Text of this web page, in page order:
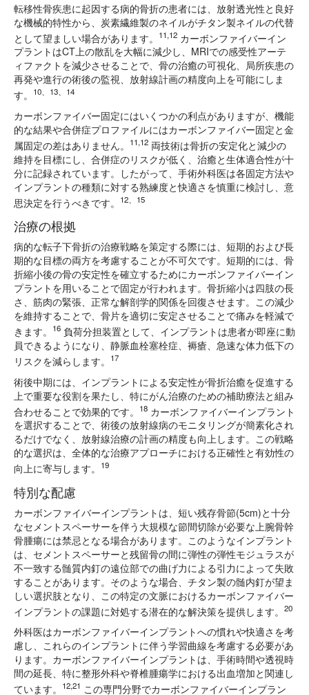
転移性骨疾患に起因する病的骨折の患者には、放射透光性と良好
な機械的特性から、炭素繊維製のネイルがチタン製ネイルの代替
として望ましい場合があります。
11,12 カーボンファイバーイン
プラントはCT上の散乱を大幅に減少し、MRIでの感受性アーテ
ィファクトを減少させることで、骨の治癒の可視化、局所疾患の
再発や進行の術後の監視、放射線計画の精度向上を可能にしま
す。
10、13、14
カーボンファイバー固定にはいくつかの利点がありますが、機能
的な結果や合併症プロファイルにはカーボンファイバー固定と金
属固定の差はありません。
11,12 両技術は骨折の安定化と減少の
維持を目標にし、合併症のリスクが低く、治癒と生体適合性が十
分に記録されています。したがって、手術外科医は各固定方法や
インプラントの種類に対する熟練度と快適さを慎重に検討し、意
思決定を行うべきです。
12、15
治療の根拠
病的な転子下骨折の治療戦略を策定する際には、短期的および長
期的な目標の両方を考慮することが不可欠です。短期的には、骨
折縮小後の骨の安定性を確立するためにカーボンファイバーイン
プラントを用いることで固定が行われます。骨折縮小は四肢の長
さ、筋肉の緊張、正常な解剖学的関係を回復させます。この減少
を維持することで、骨片を適切に安定させることで痛みを軽減で
きます。
16 負荷分担装置として、インプラントは患者が即座に動
員できるようになり、静脈血栓塞栓症、褥瘡、急速な体力低下の
リスクを減らします。 17
術後中期には、インプラントによる安定性が骨折治癒を促進する
上で重要な役割を果たし、特にがん治療のための補助療法と組み
合わせることで効果的です。 18 カーボンファイバーインプラント
を選択することで、術後の放射線病のモニタリングが簡素化され
るだけでなく、放射線治療の計画の精度も向上します。この戦略
的な選択は、全体的な治療アプローチにおける正確性と有効性の
向上に寄与します。
19
特別な配慮
カーボンファイバーインプラントは、短い残存骨節(5cm)と十分
なセメントスペーサーを伴う大規模な節間切除が必要な上腕骨幹
骨腫瘍には禁忌となる場合があります。このようなインプラント
は、セメントスペーサーと残留骨の間に弾性の弾性モジュラスが
不一致する髄質内釘の遠位部での曲げ力による引力によって失敗
することがあります。そのような場合、チタン製の髄内釘が望ま
しい選択肢となり、この特定の文脈におけるカーボンファイバー
インプラントの課題に対処する潜在的な解決策を提供します。
20
外科医はカーボンファイバーインプラントへの慣れや快適さを考
慮し、これらのインプラントに伴う学習曲線を考慮する必要があ
ります。カーボンファイバーインプラントは、手術時間や透視時
間の延長、特に整形外科や脊椎腫瘍学における出血増加と関連し
ています。
12,21 この専門分野でカーボンファイバーインプラン